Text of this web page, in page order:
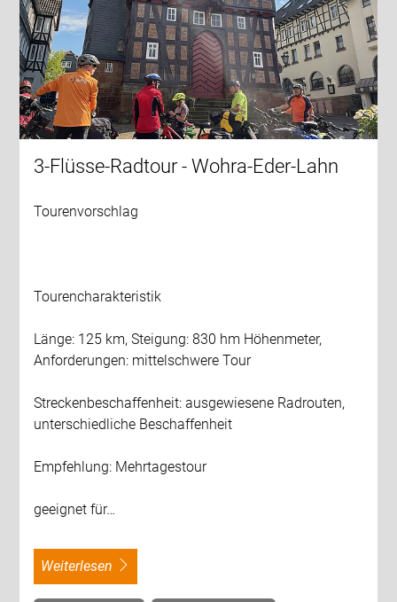
3-Flüsse-Radtour - Wohra-Eder-Lahn
Tourenvorschlag
Tourencharakteristik
Länge: 125 km, Steigung: 830 hm Höhenmeter,
Anforderungen: mittelschwere Tour
Streckenbeschaffenheit: ausgewiesene Radrouten,
unterschiedliche Beschaffenheit
Empfehlung: Mehrtagestour
geeignet für…
weiterlesen